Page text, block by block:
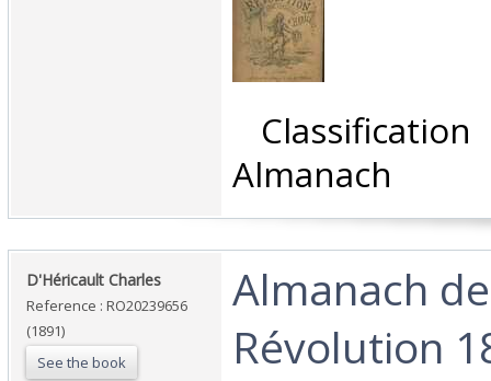
Almanach‎
‎D'Héricault Charles‎
Reference : RO20239656
(1891)
See the book
‎Almanach
Révolution